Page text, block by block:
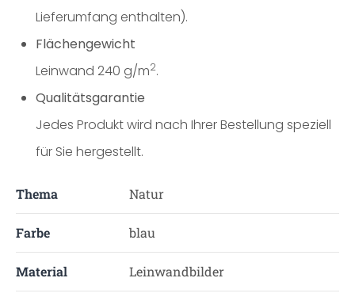
Lieferumfang enthalten).
Flächengewicht
Leinwand 240 g/m2.
Qualitätsgarantie
Jedes Produkt wird nach Ihrer Bestellung speziell
für Sie hergestellt.
Thema Natur
Farbe blau
Material Leinwandbilder